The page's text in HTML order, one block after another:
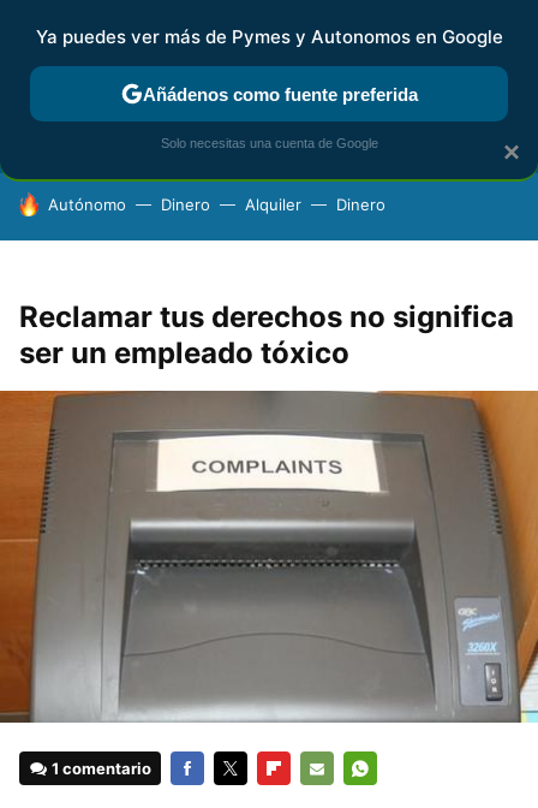
FISCALIDAD Y CONTABILIDAD KIT DIGITAL RENTA
HOY SE HABLA DE
Autónomo Dinero Alquiler Dinero
Reclamar tus derechos no significa
ser un empleado tóxico
1 comentario
×
Ya puedes ver más de Pymes y Autonomos en Google
Añádenos como fuente preferida
Solo necesitas una cuenta de Google